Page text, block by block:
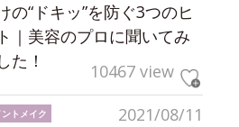
の“ドキッ”を防ぐ3つのヒ
｜美容のプロに聞いてみ
た！
10467 view
2021/08/11
トメイク